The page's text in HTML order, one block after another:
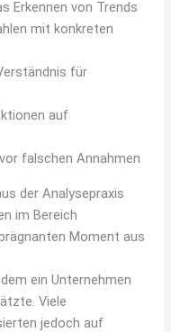
Erkennen von Trends
mit konkreten
für
auf
falschen Annahmen
der Analysepraxis
im Bereich
Moment aus
ein Unternehmen
Viele
jedoch auf